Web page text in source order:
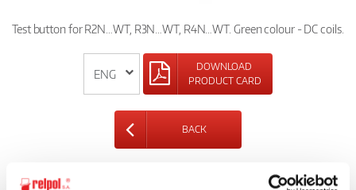
Test button for R2N…WT, R3N…WT, R4N…WT. Green colour - DC coils.
DOWNLOAD
PRODUCT CARD
BACK